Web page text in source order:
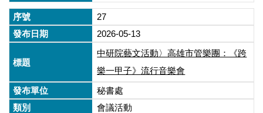
27
2026-05-13
中研院藝文活動〉高雄市管樂團：《跨
樂一甲子》流行音樂會
秘書處
會議活動